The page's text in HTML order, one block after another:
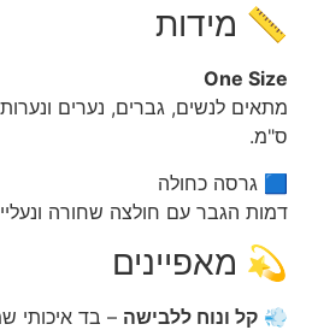
📏 מידות
One Size
ס"מ.
🟦 גרסה כחולה
דמות הגבר עם חולצה שחורה
💫 מאפיינים
💨 קל ונוח ללבישה – בד איכותי